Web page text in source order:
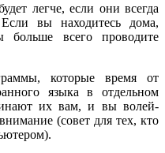
легче, если они всегда
вы находитесь дома,
больше всего проводите
которые время от
языка в отдельном
их вам, и вы волей-
(совет для тех, кто